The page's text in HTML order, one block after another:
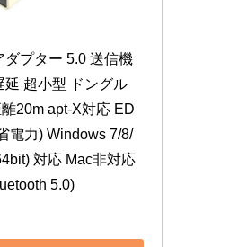
ダプター 5.0 送信機
延 超小型 ドングル
20m apt-X対応 ED
電力) Windows 7/8/
対応 Mac非対応
5.0)